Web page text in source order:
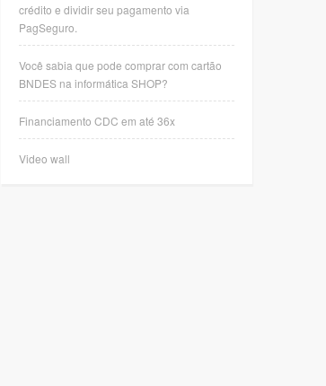
crédito e dividir seu pagamento via
PagSeguro.
Você sabia que pode comprar com cartão
BNDES na informática SHOP?
Financiamento CDC em até 36x
Video wall